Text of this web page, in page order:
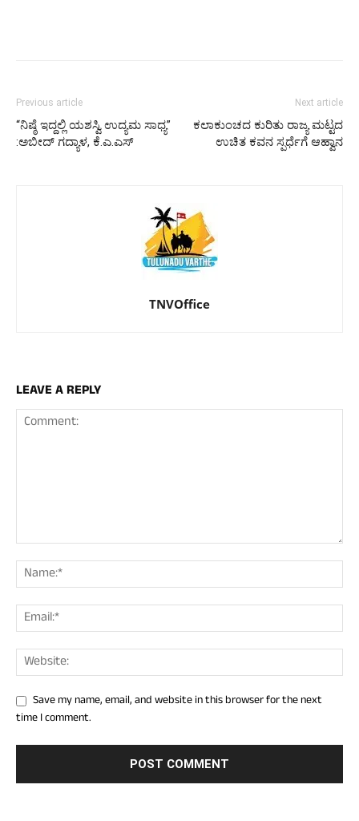
Previous article
“ನಿಷ್ಠೆ ಇದ್ದಲ್ಲಿ ಯಶಸ್ವಿ ಉದ್ಯಮ ಸಾಧ್ಯ”
:ಅಬೀದ್ ಗದ್ಯಾಳ, ಕೆ.ಎ.ಎಸ್
Next article
ಕಲಾಕುಂಚದ ಕುರಿತು ರಾಜ್ಯ ಮಟ್ಟದ
ಉಚಿತ ಕವನ ಸ್ಪರ್ಧೆಗೆ ಆಹ್ವಾನ
TNVOffice
LEAVE A REPLY
Save my name, email, and website in this browser for the next
time I comment.